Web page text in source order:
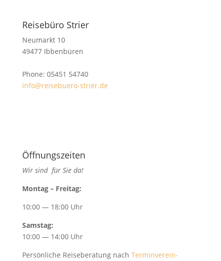
Reisebüro Strier
Neumarkt 10
49477 Ibbenbüren
Phone: 05451 54740
info@reisebuero-strier.de
Öffnungszeiten
Wir sind für Sie da!
Mon­tag – Freitag:
10:00 — 18:00 Uhr
Sam­stag:
10:00 — 14:00 Uhr
Per­sön­liche Reise­ber­atung nach Ter­min­vere­in­